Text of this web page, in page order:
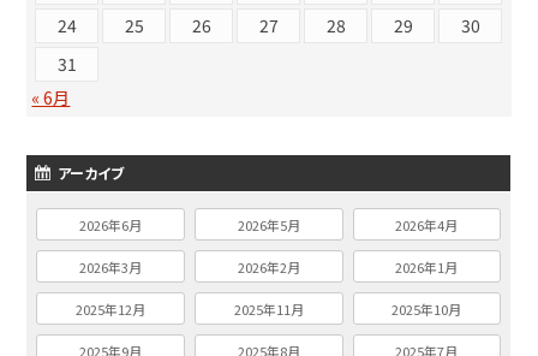
24
25 26 27 28 29
30
31
« 6月
アーカイブ
2026年6月 2026年5月 2026年4月
2026年3月 2026年2月 2026年1月
2025年12月 2025年11月 2025年10月
2025年9月 2025年8月 2025年7月